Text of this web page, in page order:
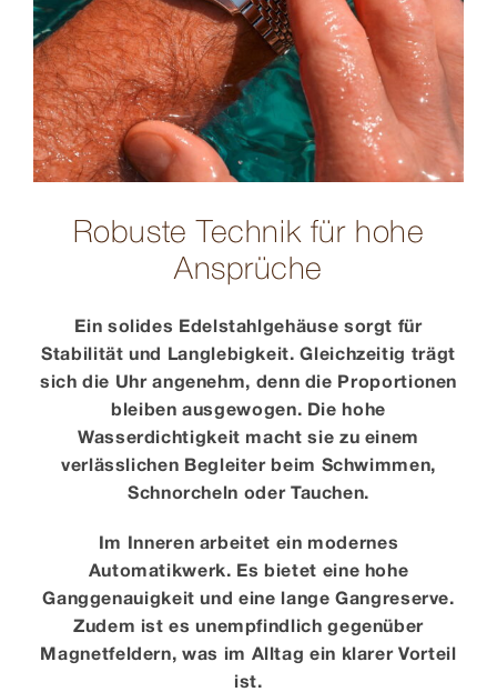
Robuste Technik für hohe
Ansprüche
Ein solides Edelstahlgehäuse sorgt für
Stabilität und Langlebigkeit. Gleichzeitig trägt
sich die Uhr angenehm, denn die Proportionen
bleiben ausgewogen. Die hohe
Wasserdichtigkeit macht sie zu einem
verlässlichen Begleiter beim Schwimmen,
Schnorcheln oder Tauchen.
Im Inneren arbeitet ein modernes
Automatikwerk. Es bietet eine hohe
Ganggenauigkeit und eine lange Gangreserve.
Zudem ist es unempfindlich gegenüber
Magnetfeldern, was im Alltag ein klarer Vorteil
ist.